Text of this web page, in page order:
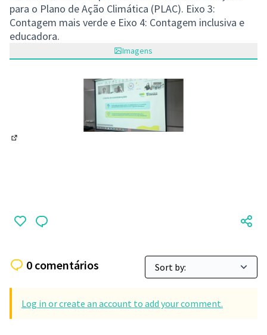
para o Plano de Ação Climática (PLAC). Eixo 3:
Contagem mais verde e Eixo 4: Contagem inclusiva e
educadora.
Imagens
0 comentários
Log in or create an account to add your comment.